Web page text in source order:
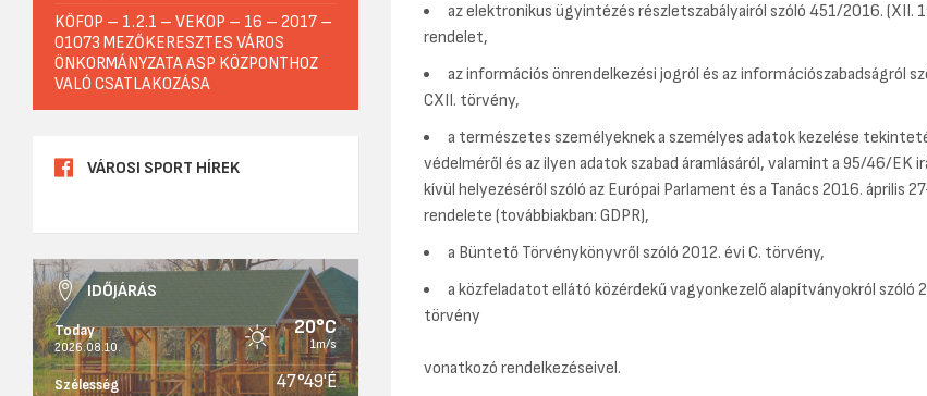
az elektronikus ügyintézés részletszabályairól szóló 451/2016. (XII.
rendelet,
az információs önrendelkezési jogról és az információszabadságról
CXII. törvény,
a természetes személyeknek a személyes adatok kezelése
védelméről és az ilyen adatok szabad áramlásáról, valamint a 95/46/EK
kívül helyezéséről szóló az Európai Parlament és a Tanács 2016. április
rendelete (továbbiakban: GDPR),
a Büntető Törvénykönyvről szóló 2012. évi C. törvény,
a közfeladatot ellátó közérdekű vagyonkezelő alapítványokról szóló
törvény
vonatkozó rendelkezéseivel.
KÖFOP – 1.2.1 – VEKOP – 16 – 2017 –
01073 MEZŐKERESZTES VÁROS
ÖNKORMÁNYZATA ASP KÖZPONTHOZ
VALÓ CSATLAKOZÁSA
VÁROSI SPORT HÍREK
IDŐJÁRÁS
Today
2026.08.10.
20°C
1m/s
Szélesség 47°49'É